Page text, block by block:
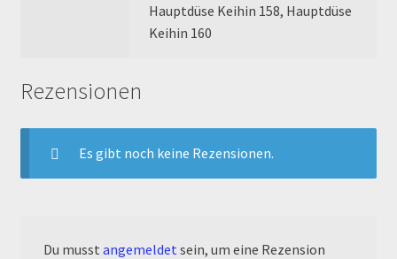
Sign Up
Términos y Condiciones Generales
Hauptdüse Keihin 158, Hauptdüse
Keihin 160
Rezensionen
Es gibt noch keine Rezensionen.
Du musst angemeldet sein, um eine Rezension